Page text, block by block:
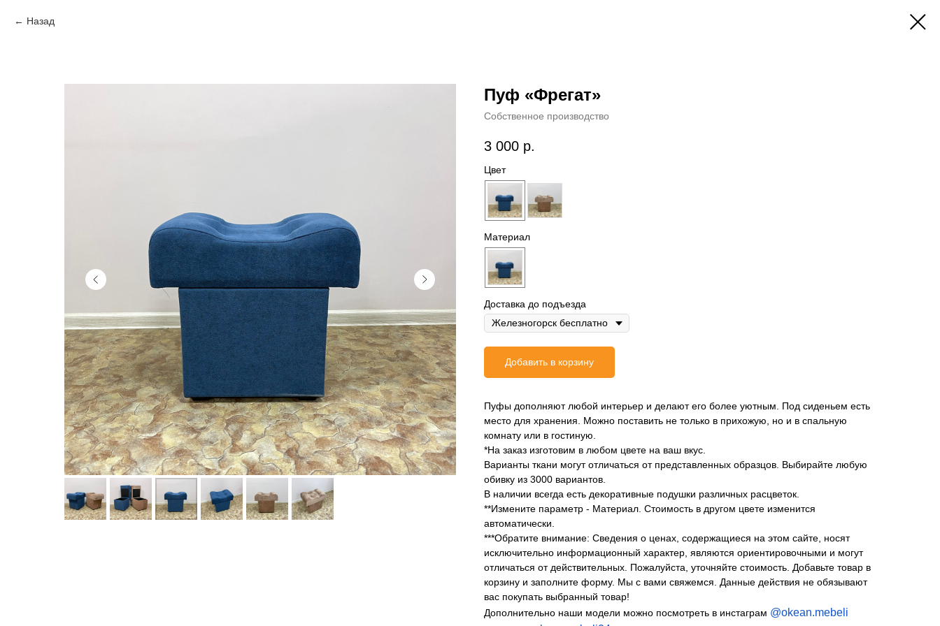
Назад
Пуф «Фрегат»
Собственное производство
3 000 р.
Цвет
Материал
Доставка до подъезда
Добавить в корзину
Пуфы дополняют любой интерьер и делают его более уютным. Под сиденьем есть
место для хранения. Можно поставить не только в прихожую, но и в спальную
комнату или в гостиную.
*На заказ изготовим в любом цвете на ваш вкус.
Варианты ткани могут отличаться от представленных образцов. Выбирайте любую
обивку из 3000 вариантов.
В наличии всегда есть декоративные подушки различных расцветок.
**Измените параметр - Материал. Стоимость в другом цвете изменится
автоматически.
***Обратите внимание: Сведения о ценах, содержащиеся на этом сайте, носят
исключительно информационный характер, являются ориентировочными и могут
отличаться от действительных. Пожалуйста, уточняйте стоимость. Добавьте товар в
корзину и заполните форму. Мы с вами свяжемся. Данные действия не обязывают
вас покупать выбранный товар!
Дополнительно наши модели можно посмотреть в инстаграм @okean.mebeli